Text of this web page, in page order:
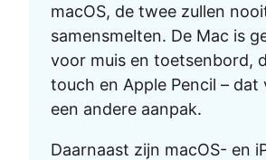
macOS, de twee zullen
samensmelten. De Mac is
voor muis en toetsenbord,
touch en Apple Pencil – dat
een andere aanpak.
Daarnaast zijn macOS- en